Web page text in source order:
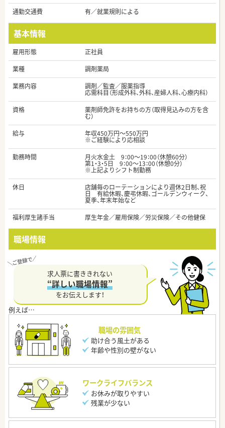
通勤交通費
有／就業規則による
基本情報
雇用形態
正社員
業種
調剤薬局
業務内容
調剤／監査／服薬指導
応需科目（形成外科、外科、産婦人科、心療内科）
資格
薬剤師免許をお持ちの方（取得見込みの方を含
む）
給与
年収450万円～550万円
※ご経験により応相談
勤務時間
月火水金土 9：00～19：00（休憩60分）
第1・3・5日 9：00～13：00（休憩0分）
※上記よりシフト制勤務
休日
店舗毎のローテーションにより週休2日制、祝
日 有給休暇、慶弔休暇、ゴールデンウィーク、
夏季、年末年始など
福利厚生諸手当
厚生年金／雇用保険／労災保険／その他健保
職場情報
求人票に書ききれない
“詳しい職場情報”
をお伝えします！
職場の雰囲気
助け合う風土がある
年齢や性別の壁がない
ワークライフバランス
お休みが取りやすい
残業が少ない